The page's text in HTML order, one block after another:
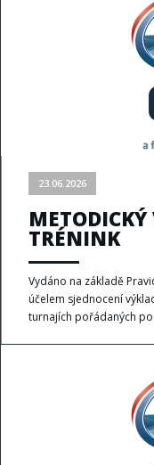
23.06.2026
TRÉNINK
Vydáno na základě
účelem sjednocení
turnajích pořádaných